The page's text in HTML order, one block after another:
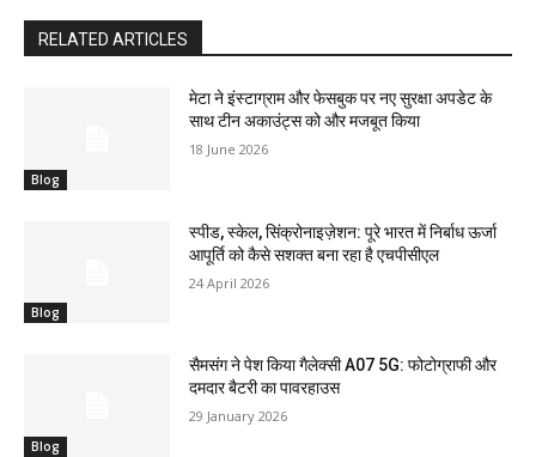
RELATED ARTICLES
Blog
मेटा ने इंस्टाग्राम और फेसबुक पर नए सुरक्षा अपडेट के
साथ टीन अकाउंट्स को और मजबूत किया
18 June 2026
Blog
स्पीड, स्केल, सिंक्रोनाइज़ेशन: पूरे भारत में निर्बाध ऊर्जा
आपूर्ति को कैसे सशक्त बना रहा है एचपीसीएल
24 April 2026
Blog
सैमसंग ने पेश किया गैलेक्सी A07 5G: फोटोग्राफी और
दमदार बैटरी का पावरहाउस
29 January 2026